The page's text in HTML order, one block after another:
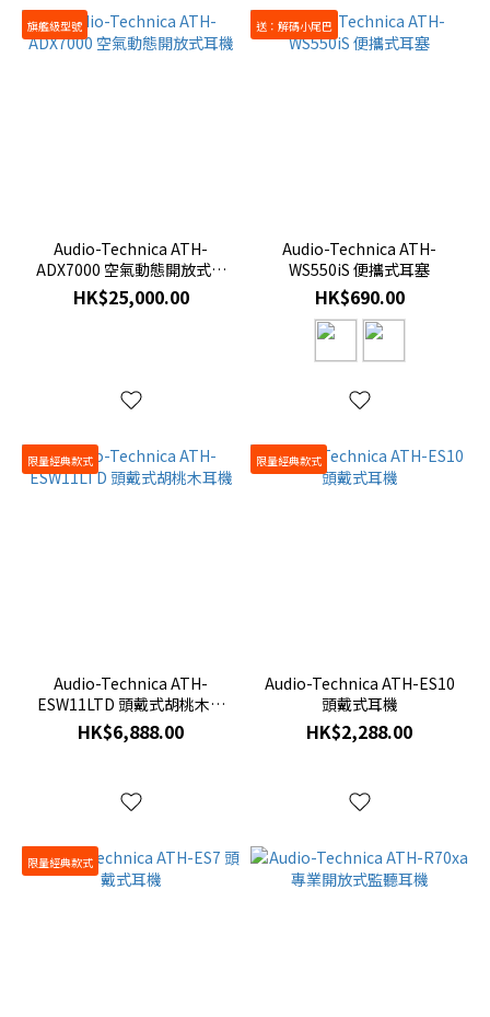
旗艦級型號
Audio-Technica ATH-
ADX7000 空氣動態開放式耳
機
HK$25,000.00
送：解碼小尾巴
Audio-Technica ATH-
WS550iS 便攜式耳塞
HK$690.00
限量經典款式
Audio-Technica ATH-
ESW11LTD 頭戴式胡桃木耳
機
HK$6,888.00
限量經典款式
Audio-Technica ATH-ES10
頭戴式耳機
HK$2,288.00
限量經典款式